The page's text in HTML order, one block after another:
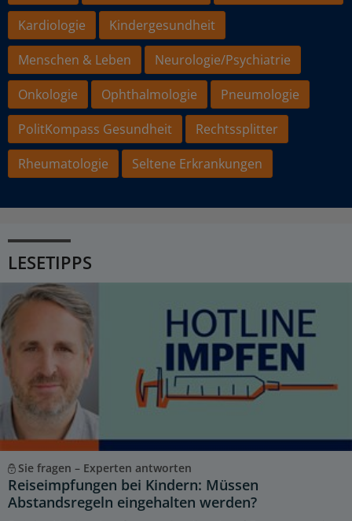
Kardiologie
Kindergesundheit
Menschen & Leben
Neurologie/Psychiatrie
Onkologie
Ophthalmologie
Pneumologie
PolitKompass Gesundheit
Rechtssplitter
Rheumatologie
Seltene Erkrankungen
LESETIPPS
Sie fragen – Experten antworten
Reiseimpfungen bei Kindern: Müssen
Abstandsregeln eingehalten werden?